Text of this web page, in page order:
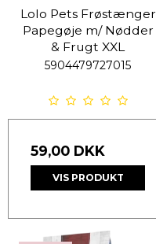
Lolo Pets Frøstænger
Papegøje m/ Nødder
& Frugt XXL
5904479727015
59,00 DKK
VIS PRODUKT